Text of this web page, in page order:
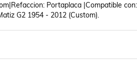
Portaplaca |Compatible con:
G2 1954 - 2012 (Custom).